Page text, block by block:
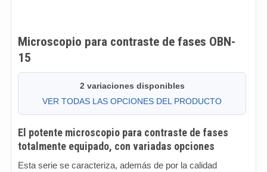
Microscopio para contraste de fases OBN-
15
2 variaciones disponibles
VER TODAS LAS OPCIONES DEL PRODUCTO
El potente microscopio para contraste de fases
totalmente equipado, con variadas opciones
Esta serie se caracteriza, además de por la calidad